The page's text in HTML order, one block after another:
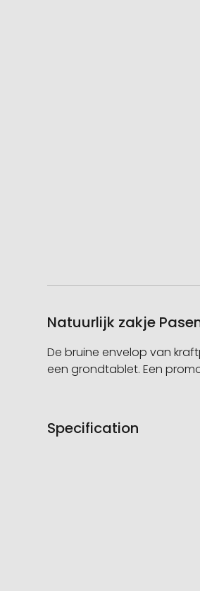
Natuurlijk zakje
De bruine envelop van
een grondtablet. Een
Specification